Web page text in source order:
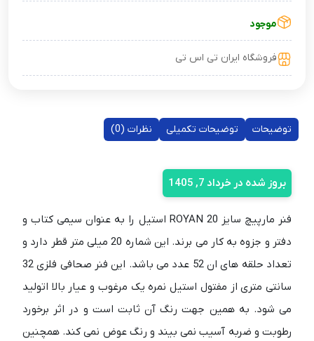
فروشگاه ایران تی اس تی
موجود
توضیحات توضیحات تکمیلی نظرات (0)
بروز شده در خرداد 7, 1405
فنر مارپیچ سایز 20 ROYAN استیل را به عنوان سیمی کتاب و
دفتر و جزوه به کار می برند. این شماره 20 میلی متر قطر دارد و
تعداد حلقه های ان 52 عدد می باشد. این فنر صحافی فلزی 32
سانتی متری از مفتول استیل نمره یک مرغوب و عیار بالا اتولید
می شود. به همین جهت رنگ آن ثابت است و در اثر برخورد
رطوبت و ضربه آسیب نمی بیند و رنگ عوض نمی کند. همچنین